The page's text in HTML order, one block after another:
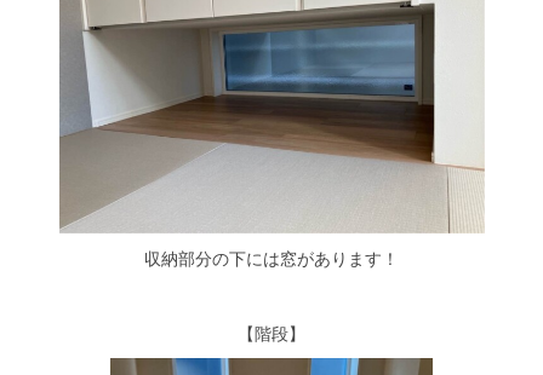
収納部分の下には窓があります！
【階段】